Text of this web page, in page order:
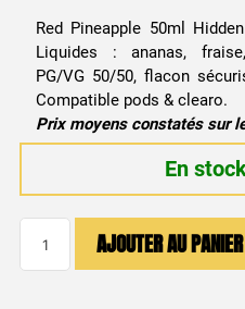
Red Pineapple 50ml
Liquides : ananas,
PG/VG 50/50, flacon
Compatible pods & clearo.
Prix moyens constatés sur
En
AJOUTER AU PANIER